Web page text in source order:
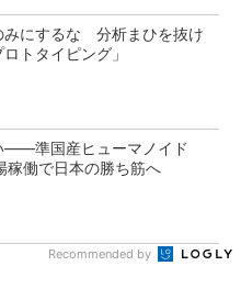
みにするな 分析まひを抜け
トタイピング」
――準国産ヒューマノイド
稼働で日本の勝ち筋へ
Recommended by